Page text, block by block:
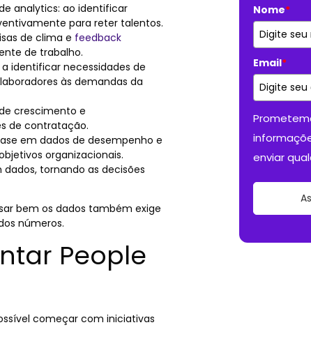
analytics: ao identificar
para reter talentos.
de clima e feedback
de trabalho.
identificar necessidades de
às demandas da
crescimento e
de contratação.
em dados de desempenho e
organizacionais.
tornando as decisões
bem os dados também exige
números.
People
começar com iniciativas
Nome*
Email*
enviar